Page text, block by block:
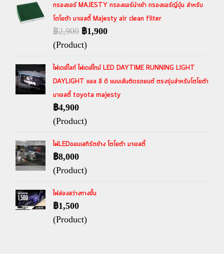
กรองแอร์ MAJESTY กรองแอร์นำเข้า กรองแอร์ญี่ปุ่น สำหรับ
โตโยต้า มาเจสตี้ Majesty air clean filter
฿2,900 ฿1,900
(Product)
ไฟเดย์ไลท์ ไฟเดย์ไทม์ LED DAYTIME RUNNING LIGHT
DAYLIGHT แอล อี ดี แบบเส้นติดรถยนต์ ตรงรุ่นสำหรับโตโยต้า
มาเจสตี้ toyota majesty
฿4,900
(Product)
ไฟLEDขอบเสกิร์ตข้าง โตโยต้า มาเจสตี้
฿8,000
(Product)
ไฟส่องสว่างทางขึ้น
฿1,500
(Product)